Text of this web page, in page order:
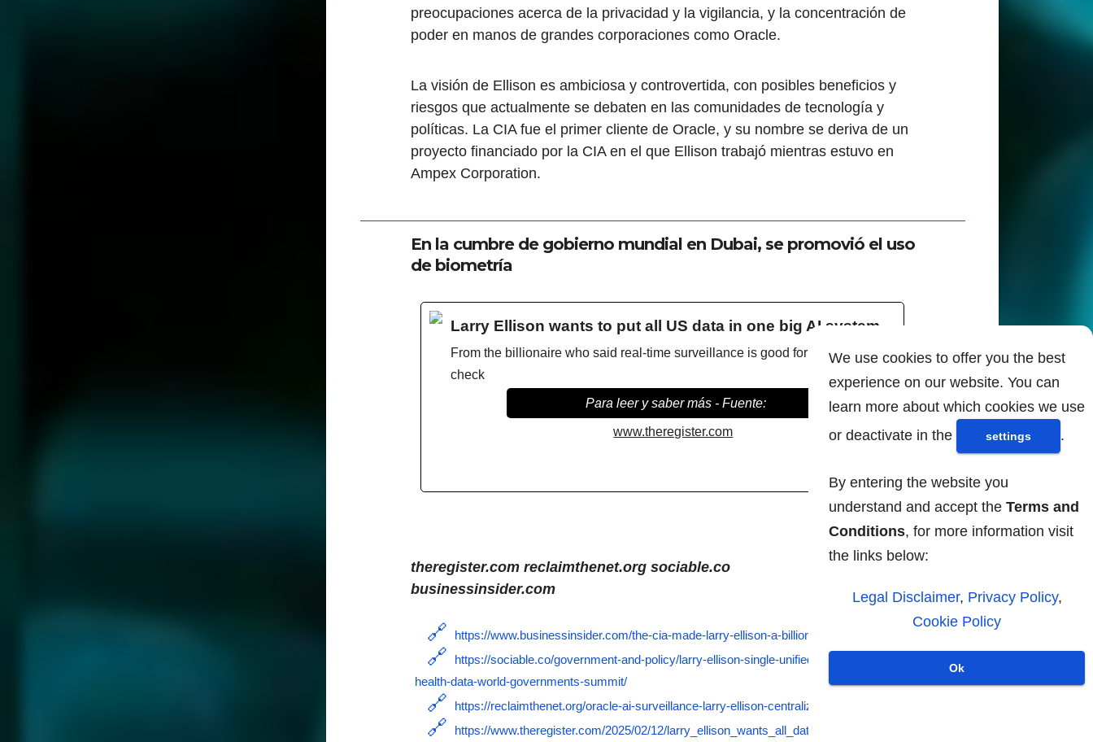
We use cookies to offer you the best
experience on our website. You can
learn more about which cookies we use
or deactivate in the
settings .
By entering the website you
understand and accept the Terms and
Conditions, for more information visit
the links below:
Legal Disclaimer, Privacy Policy,
Cookie Policy
Ok
preocupaciones acerca de la privacidad y la vigilancia, y la concentración de
poder en manos de grandes corporaciones como Oracle.
La visión de Ellison es ambiciosa y controvertida, con posibles beneficios y
riesgos que actualmente se debaten en las comunidades de tecnología y
políticas. La CIA fue el primer cliente de Oracle, y su nombre se deriva de un
proyecto financiado por la CIA en el que Ellison trabajó mientras estuvo en
Ampex Corporation.
En la cumbre de gobierno mundial en Dubai, se promovió el uso
de biometría
Larry Ellison wants to put all US data in one big AI system
From the billionaire who said real-time surveillance is good for keeping us in
check
Para leer y saber más - Fuente:
www.theregister.com
theregister.com reclaimthenet.org sociable.co
businessinsider.com
https://www.businessinsider.com/the-cia-made-larry-ellison-a-billionaire-2014-9
https://sociable.co/government-and-policy/larry-ellison-single-unified-data-platform-
health-data-world-governments-summit/
https://reclaimthenet.org/oracle-ai-surveillance-larry-ellison-centralized-data
https://www.theregister.com/2025/02/12/larry_ellison_wants_all_data/